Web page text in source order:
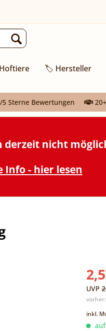
🏷️ Hersteller
5 Sterne Bewertungen
derzeit nicht
Info - hier lesen
UVP
inkl.